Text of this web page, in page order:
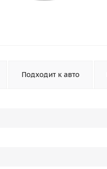
Подходит к авто